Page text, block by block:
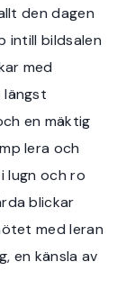
den dagen
intill bildsalen
med
längst
en mäktig
lera och
lugn och ro
blickar
med leran
en känsla av